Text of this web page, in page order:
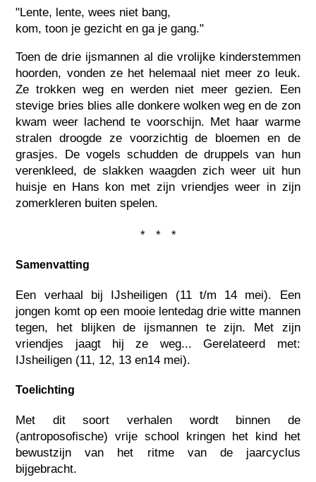
"Lente, lente, wees niet bang,
kom, toon je gezicht en ga je gang."
Toen de drie ijsmannen al die vrolijke kinderstemmen
hoorden, vonden ze het helemaal niet meer zo leuk.
Ze trokken weg en werden niet meer gezien. Een
stevige bries blies alle donkere wolken weg en de zon
kwam weer lachend te voorschijn. Met haar warme
stralen droogde ze voorzichtig de bloemen en de
grasjes. De vogels schudden de druppels van hun
verenkleed, de slakken waagden zich weer uit hun
huisje en Hans kon met zijn vriendjes weer in zijn
zomerkleren buiten spelen.
* * *
Samenvatting
Een verhaal bij IJsheiligen (11 t/m 14 mei). Een
jongen komt op een mooie lentedag drie witte mannen
tegen, het blijken de ijsmannen te zijn. Met zijn
vriendjes jaagt hij ze weg... Gerelateerd met:
IJsheiligen (11, 12, 13 en14 mei).
Toelichting
Met dit soort verhalen wordt binnen de
(antroposofische) vrije school kringen het kind het
bewustzijn van het ritme van de jaarcyclus
bijgebracht.